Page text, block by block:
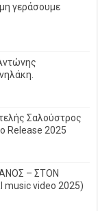
γεράσουμε
Σαλούστρος
Release 2025
– ΣΤΟΝ
video 2025)